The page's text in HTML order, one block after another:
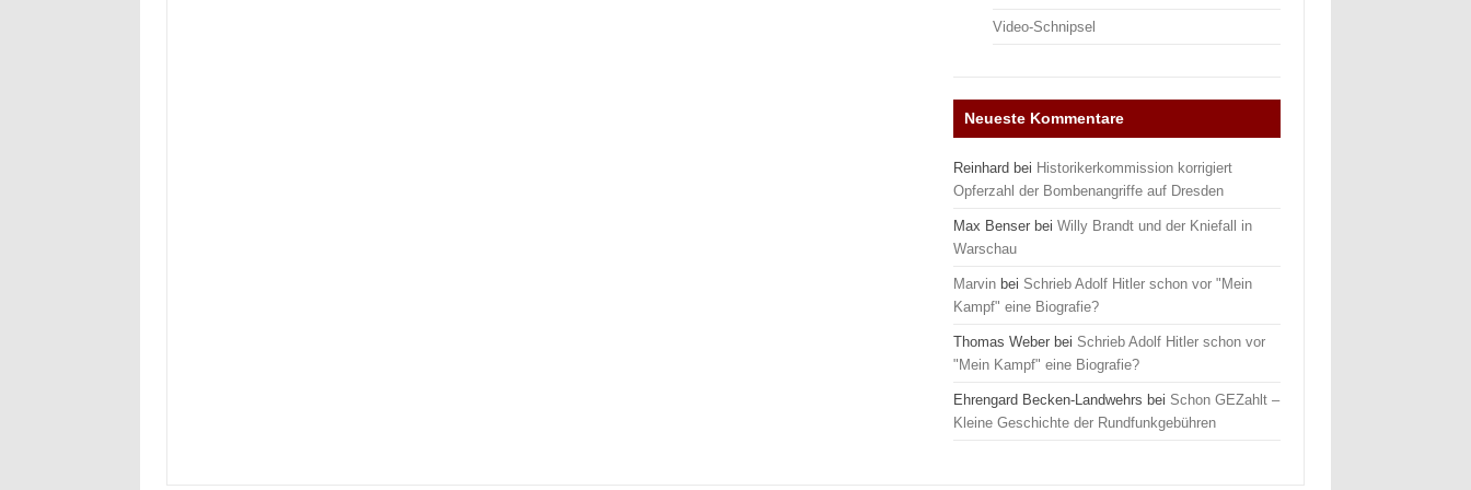
Video-Schnipsel
Neueste Kommentare
Reinhard bei Historikerkommission korrigiert
Opferzahl der Bombenangriffe auf Dresden
Max Benser beiWilly Brandt und der Kniefall in
Warschau
Marvin bei Schrieb Adolf Hitler schon vor "Mein
Kampf" eine Biografie?
Thomas Weber bei Schrieb Adolf Hitler schon vor
"Mein Kampf" eine Biografie?
Ehrengard Becken-Landwehrs bei Schon GEZahlt –
Kleine Geschichte der Rundfunkgebühren